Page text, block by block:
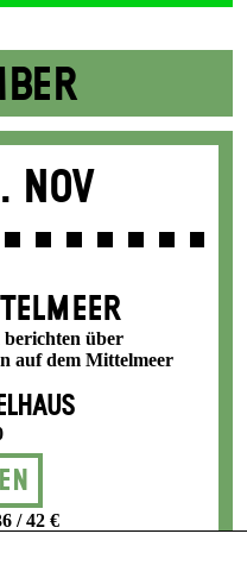
Nov
über
auf dem Mittelmeer
/ 42 €